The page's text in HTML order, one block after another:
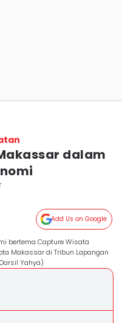
dalam
Add Us on Google
bertema Capture Wisata
Makassar di Tribun Lapangan
Yahya)